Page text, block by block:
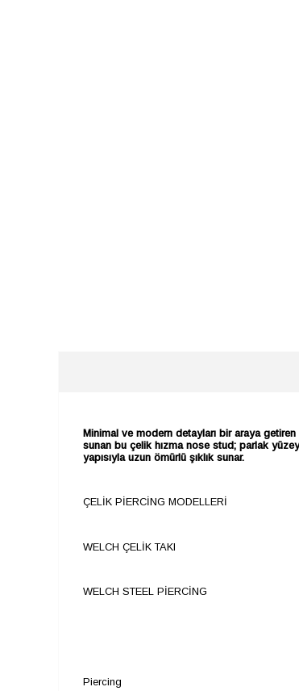
Minimal ve modern detayları bir araya
sunan bu çelik hızma nose stud; parlak
yapısıyla uzun ömürlü şıklık sunar.
ÇELİK PİERCİNG MODELLERİ
WELCH ÇELİK TAKI
WELCH STEEL PİERCİNG
Piercing